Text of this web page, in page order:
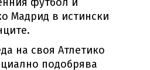
Мадрид в истински
на своя Атлетико
подобрява